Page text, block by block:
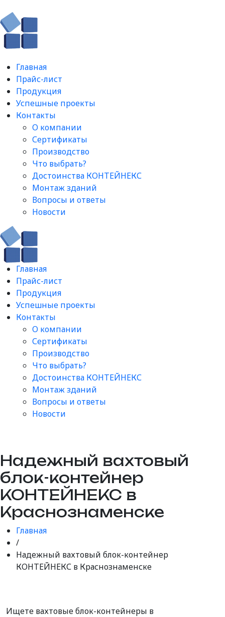
Главная
Прайс-лист
Продукция
Успешные проекты
Контакты
О компании
Сертификаты
Производство
Что выбрать?
Достоинства КОНТЕЙНЕКС
Монтаж зданий
Вопросы и ответы​
Новости
Главная
Прайс-лист
Продукция
Успешные проекты
Контакты
О компании
Сертификаты
Производство
Что выбрать?
Достоинства КОНТЕЙНЕКС
Монтаж зданий
Вопросы и ответы​
Новости
Надежный вахтовый
блок-контейнер
КОНТЕЙНЕКС в
Краснознаменске
Главная
/
Надежный вахтовый блок-контейнер
КОНТЕЙНЕКС в Краснознаменске
Ищете вахтовые блок-контейнеры в